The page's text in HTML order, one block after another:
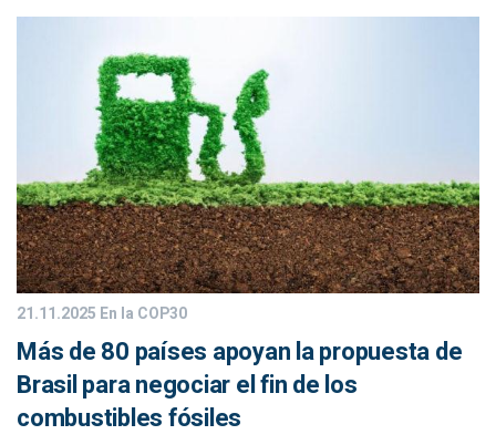
21.11.2025 En la COP30
Más de 80 países apoyan la propuesta de
Brasil para negociar el fin de los
combustibles fósiles